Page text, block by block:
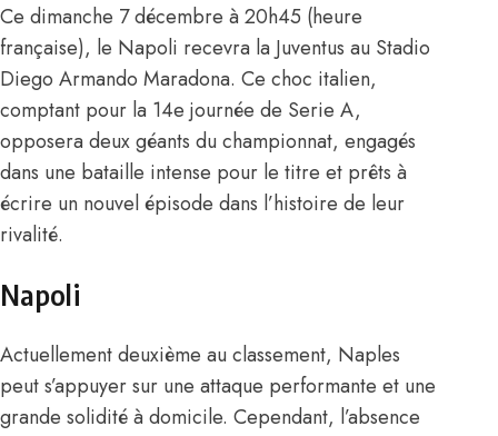
Ce dimanche 7 décembre à 20h45 (heure
française), le Napoli recevra la Juventus au Stadio
Diego Armando Maradona. Ce choc italien,
comptant pour la 14e journée de Serie A,
opposera deux géants du championnat, engagés
dans une bataille intense pour le titre et prêts à
écrire un nouvel épisode dans l’histoire de leur
rivalité.
Napoli
Actuellement deuxième au classement, Naples
peut s’appuyer sur une attaque performante et une
grande solidité à domicile. Cependant, l’absence